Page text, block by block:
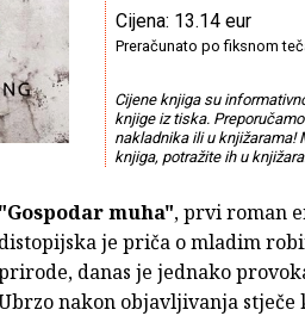
Cijena: 13.14 eur
Preračunato po fiksnom
Cijene knjiga su
knjige iz tiska.
nakladnika ili u knjižarama!
knjiga, potražite ih u
"Gospodar muha", prvi roman
distopijska je priča o mladim
danas je jednako
nakon objavljivanja